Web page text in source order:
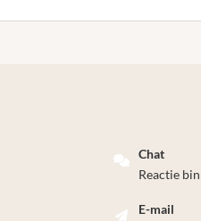
Chat
Reactie
E-mail